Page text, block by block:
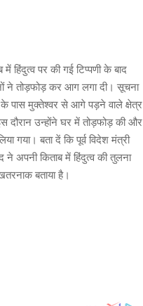
हिंदुत्व पर की गई टिप्पणी के बाद
ने तोड़फोड़ कर आग लगा दी। सूचना
पास मुक्तेश्वर से आगे पड़ने वाले क्षेत्र
उन्होंने घर में तोड़फोड़ की और
गया। बता दें कि पूर्व विदेश मंत्री
ने अपनी किताब में हिंदुत्व की तुलना
बताया है।